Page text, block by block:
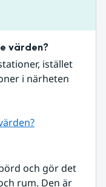
värden?
istället
i närheten
och gör det
rum. Den är